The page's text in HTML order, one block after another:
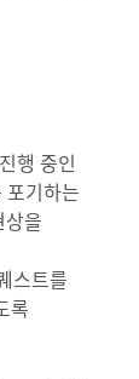
행 중인
기하는
을
스트를
록